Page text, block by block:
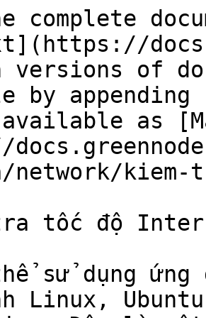
complete
versions of
by
as
network/
tốc độ
sử dụng
Linux,